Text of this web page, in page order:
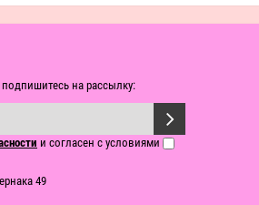
на рассылку:
и согласен с условиями
49